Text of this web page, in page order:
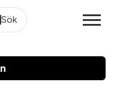
Sök